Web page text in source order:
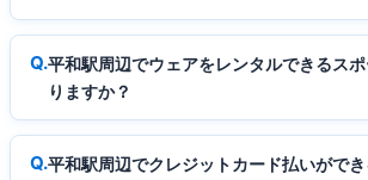
平和駅周辺でウェアをレンタルできるス
りますか？
平和駅周辺でクレジットカード払いがで